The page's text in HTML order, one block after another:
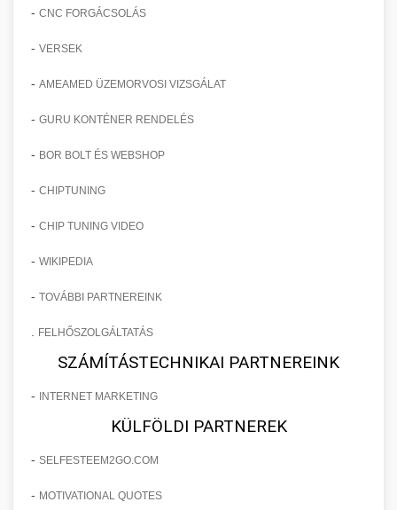
- CNC FORGÁCSOLÁS
- VERSEK
- AMEAMED ÜZEMORVOSI VIZSGÁLAT
- GURU KONTÉNER RENDELÉS
- BOR BOLT ÉS WEBSHOP
- CHIPTUNING
- CHIP TUNING VIDEO
- WIKIPEDIA
- TOVÁBBI PARTNEREINK
FELHŐSZOLGÁLTATÁS
SZÁMÍTÁSTECHNIKAI PARTNEREINK
- INTERNET MARKETING
KÜLFÖLDI PARTNEREK
- SELFESTEEM2GO.COM
- MOTIVATIONAL QUOTES